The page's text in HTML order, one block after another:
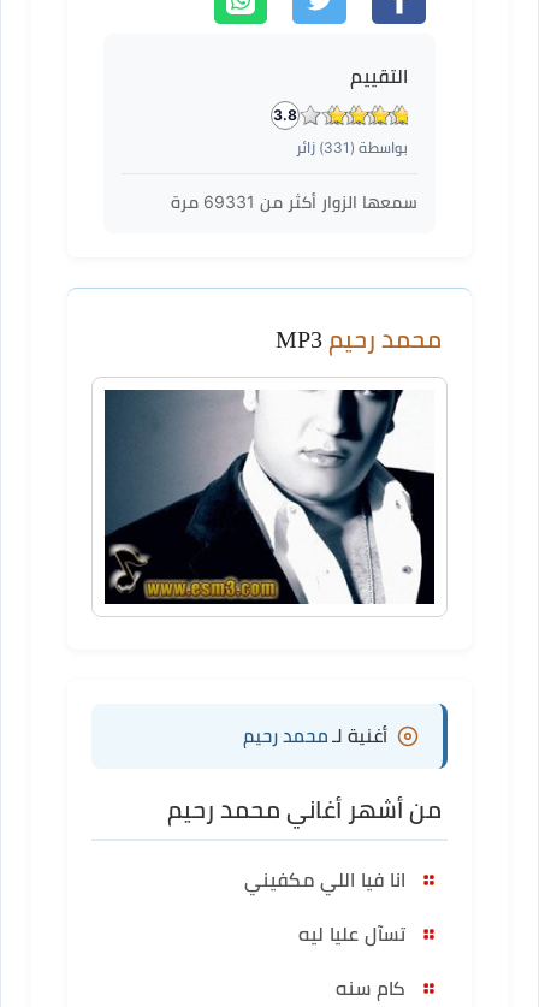
التقييم
3.8
بواسطة ( 331) زائر
سمعها الزوار أكثر من 69331 مرة
محمد رحيم
أغنية لـ محمد رحيم
من أشهر أغاني محمد رحيم
انا فيا اللي مكفيني
تسآل عليا ليه
كام سنه